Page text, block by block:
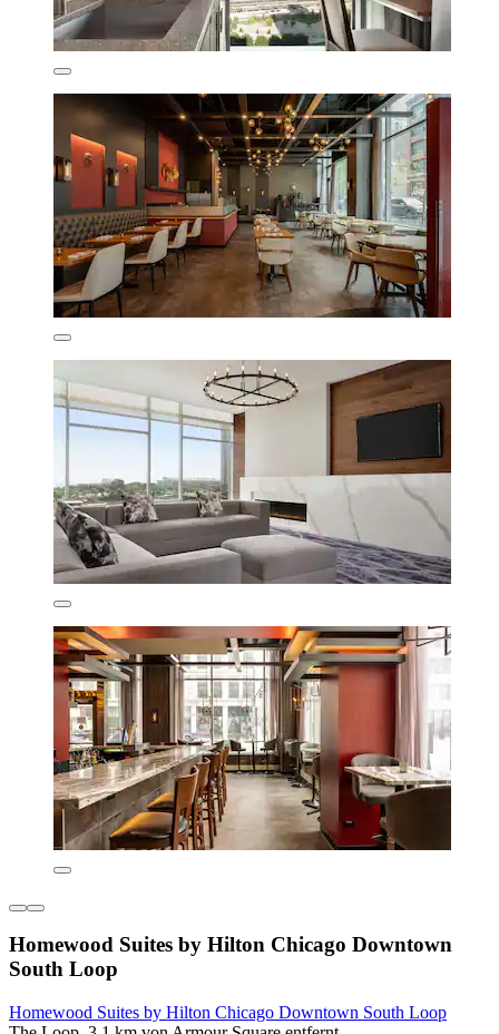
Homewood Suites by Hilton Chicago Downtown
South Loop
Homewood Suites by Hilton Chicago Downtown South Loop